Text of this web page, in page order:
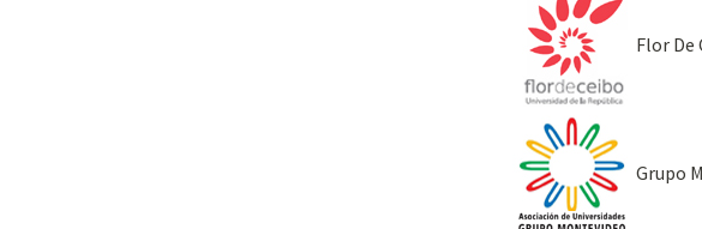
Flor De
Grupo